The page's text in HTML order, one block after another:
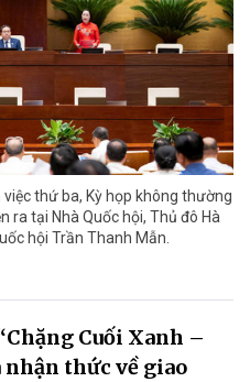
thứ ba, Kỳ họp không thường
ra tại Nhà Quốc hội, Thủ đô Hà
hội Trần Thanh Mẫn.
Cuối Xanh –
thức về giao